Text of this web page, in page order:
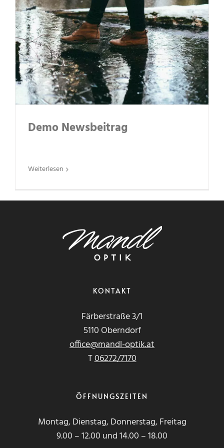
Demo Newsbeitrag
Weiterlesen
KONTAKT
Färberstraße 3/1
5110 Oberndorf
office@mandl-optik.at
T06272/7170
ÖFFNUNGSZEITEN
Montag, Dienstag, Donnerstag, Freitag
9.00 – 12.00 und 14.00 – 18.00